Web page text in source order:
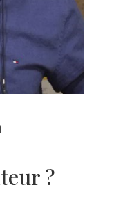
?